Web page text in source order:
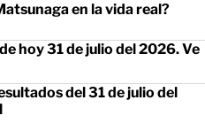
en la vida real?
hoy 31 de julio del 2026. Ve
del 31 de julio del